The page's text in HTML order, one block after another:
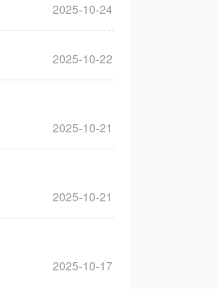
2025-10-24
2025-10-22
2025-10-21
2025-10-21
2025-10-17